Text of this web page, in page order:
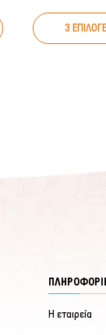
3
Η εταιρεία